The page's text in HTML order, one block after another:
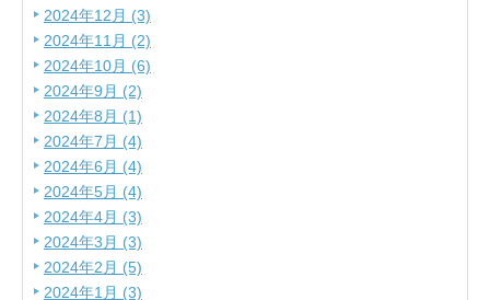
2024年12月 (3)
2024年11月 (2)
2024年10月 (6)
2024年9月 (2)
2024年8月 (1)
2024年7月 (4)
2024年6月 (4)
2024年5月 (4)
2024年4月 (3)
2024年3月 (3)
2024年2月 (5)
2024年1月 (3)